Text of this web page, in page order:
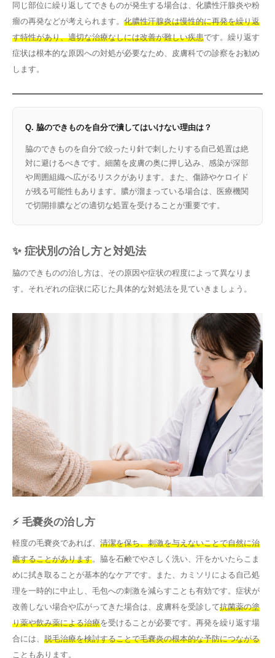
同じ部位に繰り返してできものが発生する場合は、化膿性汗腺炎や粉
瘤の再発などが考えられます。 化膿性汗腺炎は慢性的に再発を繰り返
す特性があり、適切な治療なしには改善が難しい疾患です。繰り返す
症状は根本的な原因への対処が必要なため、皮膚科での診察をお勧め
します。
Q. 脇のできものを自分で潰してはいけない理由は？
脇のできものを自分で絞ったり針で刺したりする自己処置は絶
対に避けるべきです。細菌を皮膚の奥に押し込み、感染が深部
や周囲組織へ広がるリスクがあります。また、傷跡やケロイド
が残る可能性もあります。膿が溜まっている場合は、医療機関
で切開排膿などの適切な処置を受けることが重要です。
✨ 症状別の治し方と対処法
脇のできものの治し方は、その原因や症状の程度によって異なりま
す。それぞれの症状に応じた具体的な対処法を見ていきましょう。
⚡ 毛嚢炎の治し方
軽度の毛嚢炎であれば、 清潔を保ち、刺激を与えないことで自然に治
癒することがあります。脇を石鹸でやさしく洗い、汗をかいたらこま
めに拭き取ることが基本的なケアです。また、カミソリによる自己処
理を一時的に中止し、毛包への刺激を減らすことも有効です。症状が
改善しない場合や広がってきた場合は、皮膚科を受診して抗菌薬の塗
り薬や飲み薬による治療を受けることが必要です。再発を繰り返す場
合には、 脱毛治療を検討することで毛嚢炎の根本的な予防につながる
こともあります。